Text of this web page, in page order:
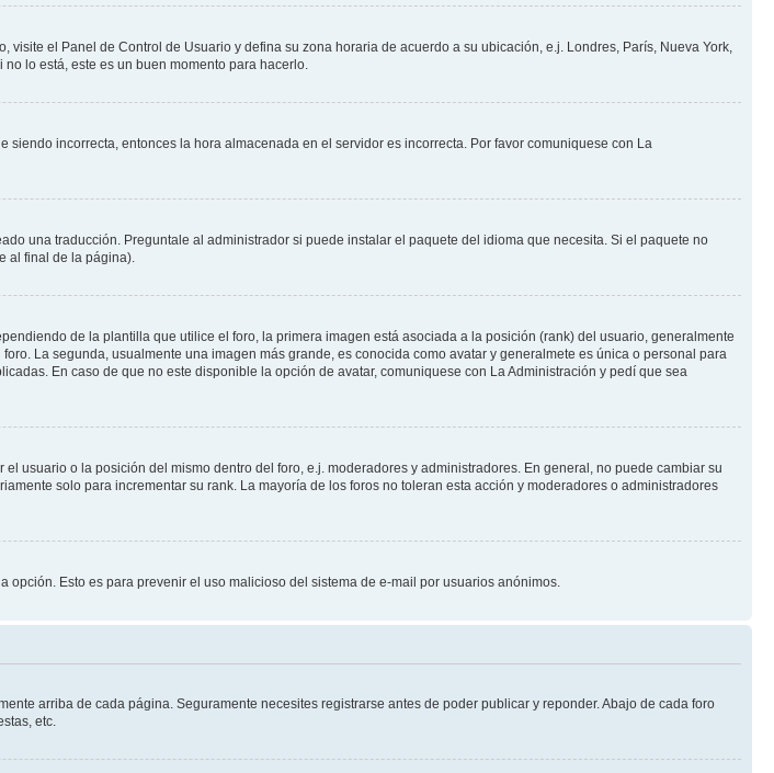
el Panel de Control de Usuario y defina su zona horaria de acuerdo a su ubicación, e.j. Londres, París, Nueva York,
lo está, este es un buen momento para hacerlo.
incorrecta, entonces la hora almacenada en el servidor es incorrecta. Por favor comuniquese con La
una traducción. Preguntale al administrador si puede instalar el paquete del idioma que necesita. Si el paquete no
al final de la página).
de la plantilla que utilice el foro, la primera imagen está asociada a la posición (rank) del usuario, generalmente
La segunda, usualmente una imagen más grande, es conocida como avatar y generalmete es única o personal para
En caso de que no este disponible la opción de avatar, comuniquese con La Administración y pedí que sea
usuario o la posición del mismo dentro del foro, e.j. moderadores y administradores. En general, no puede cambiar su
solo para incrementar su rank. La mayoría de los foros no toleran esta acción y moderadores o administradores
Esto es para prevenir el uso malicioso del sistema de e-mail por usuarios anónimos.
arriba de cada página. Seguramente necesites registrarse antes de poder publicar y reponder. Abajo de cada foro
etc.